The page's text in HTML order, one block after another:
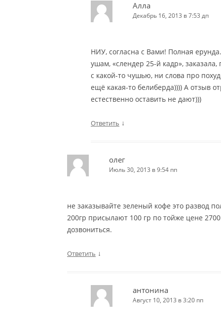
Алла
Декабрь 16, 2013 в 7:53 дп
НИУ, согласна с Вами! Полная
ушам, «слендер 25-й кадр»,
с какой-то чушью, ни слова про
ещё какая-то белиберда)))) А отзыв
естественно оставить не дают)))
Ответить ↓
олег
Июль 30, 2013 в 9:54 пп
не заказывайте зеленый кофе это развод
200гр присылают 100 гр по тойже цене
дозвониться.
Ответить ↓
антонина
Август 10, 2013 в 3:20 пп